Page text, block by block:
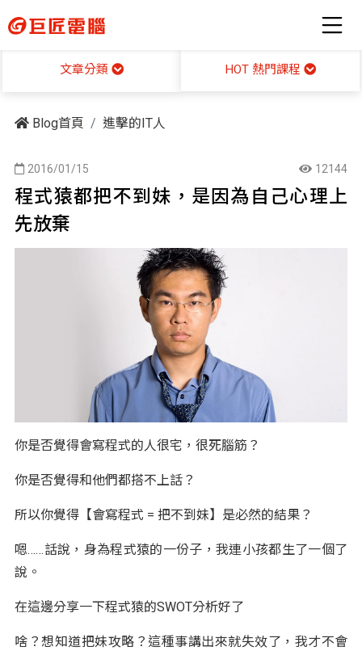
文章分類 HOT 熱門課程
Blog首頁 進擊的IT人
2016/01/15 12144
程式猿都把不到妹，是因為自己心理上
先放棄
你是否覺得會寫程式的人很宅，很死腦筋？
你是否覺得和他們都搭不上話？
所以你覺得【會寫程式 = 把不到妹】是必然的結果？
嗯……話說，身為程式猿的一份子，我連小孩都生了一個了
說。
在這邊分享一下程式猿的SWOT分析好了
啥？想知道把妹攻略？這種事講出來就失效了，我才不會